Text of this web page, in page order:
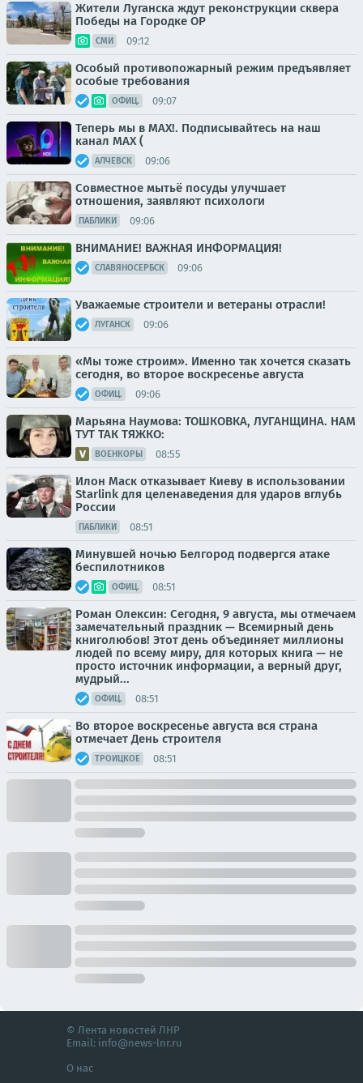
Жители Луганска ждут реконструкции сквера
Победы на Городке ОР
СМИ 09:12
Особый противопожарный режим предъявляет
особые требования
ОФИЦ. 09:07
Теперь мы в MAX!. Подписывайтесь на наш
канал MAX (
АЛЧЕВСК 09:06
Совместное мытьё посуды улучшает
отношения, заявляют психологи
ПАБЛИКИ 09:06
ВНИМАНИЕ! ВАЖНАЯ ИНФОРМАЦИЯ!
СЛАВЯНОСЕРБСК 09:06
Уважаемые строители и ветераны отрасли!
ЛУГАНСК 09:06
«Мы тоже строим». Именно так хочется сказать
сегодня, во второе воскресенье августа
ОФИЦ. 09:06
Марьяна Наумова: ТОШКОВКА, ЛУГАНЩИНА. НАМ
ТУТ ТАК ТЯЖКО:
ВОЕНКОРЫ 08:55
Илон Маск отказывает Киеву в использовании
Starlink для целенаведения для ударов вглубь
России
ПАБЛИКИ 08:51
Минувшей ночью Белгород подвергся атаке
беспилотников
ОФИЦ. 08:51
Роман Олексин: Сегодня, 9 августа, мы отмечаем
замечательный праздник — Всемирный день
книголюбов! Этот день объединяет миллионы
людей по всему миру, для которых книга — не
просто источник информации, а верный друг,
мудрый...
ОФИЦ. 08:51
Во второе воскресенье августа вся страна
отмечает День строителя
ТРОИЦКОЕ 08:51
© Лента новостей ЛНР
Email: info@news-lnr.ru
О нас